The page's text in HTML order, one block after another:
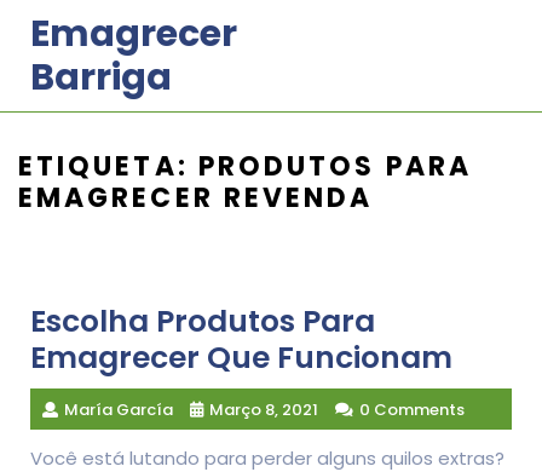
content
Emagrecer
Barriga
ETIQUETA: PRODUTOS PARA
EMAGRECER REVENDA
Escolha Produtos Para
Emagrecer Que Funcionam
María García Março 8, 2021 0 Comments
Você está lutando para perder alguns quilos extras?